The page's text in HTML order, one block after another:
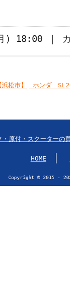
) 18:00 ｜ カ
松市】 ￼ホンダ
・原付・スクーターの
HOME
Copyright © 2015 -